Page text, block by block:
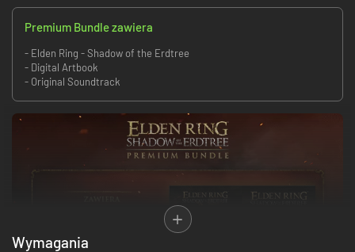
Premium Bundle zawiera
- Elden Ring - Shadow of the Erdtree
- Digital Artbook
- Original Soundtrack
Wymagania